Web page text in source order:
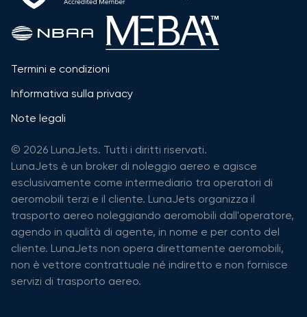
Termini e condizioni
Informativa sulla privacy
Note legali
© 2026 LunaJets. Tutti i diritti riservati.
LunaJets è un broker di noleggio aereo e agisce
esclusivamente come intermediario tra operatori di
aeromobili terzi e il cliente. LunaJets organizza il
trasporto aereo noleggiando aeromobili dall'operatore,
agendo in qualità di agente, in nome e per conto del
cliente. LunaJets non opera direttamente aeromobili,
non è vettore contrattuale né indiretto e non fornisce
servizi di trasporto aereo.